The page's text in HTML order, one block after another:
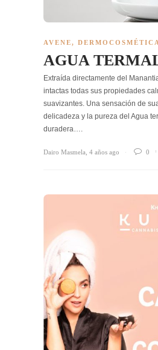
AVENE, DERMOCOSMÉTICA
AGUA
Extraída directamente del
intactas todas sus propiedades
suavizantes. Una sensación de
delicadeza y la pureza del Agua
duradera….
Dairo Masmela 4 años ago 0